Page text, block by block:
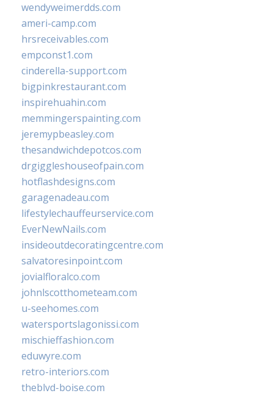
wendyweimerdds.com
ameri-camp.com
hrsreceivables.com
empconst1.com
cinderella-support.com
bigpinkrestaurant.com
inspirehuahin.com
memmingerspainting.com
jeremypbeasley.com
thesandwichdepotcos.com
drgiggleshouseofpain.com
hotflashdesigns.com
garagenadeau.com
lifestylechauffeurservice.com
EverNewNails.com
insideoutdecoratingcentre.com
salvatoresinpoint.com
jovialfloralco.com
johnlscotthometeam.com
u-seehomes.com
watersportslagonissi.com
mischieffashion.com
eduwyre.com
retro-interiors.com
theblvd-boise.com